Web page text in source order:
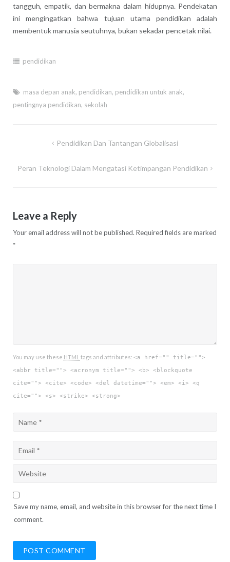
tangguh, empatik, dan bermakna dalam hidupnya. Pendekatan
ini mengingatkan bahwa tujuan utama pendidikan adalah
membentuk manusia seutuhnya, bukan sekadar pencetak nilai.
pendidikan
masa depan anak, pendidikan, pendidikan untuk anak,
pentingnya pendidikan, sekolah
Pendidikan Dan Tantangan Globalisasi
Peran Teknologi Dalam Mengatasi Ketimpangan Pendidikan
Leave a Reply
Your email address will not be published. Required fields are marked
*
You may use these HTML tags and attributes: <a href="" title="">
<abbr title=""> <acronym title=""> <b> <blockquote
cite=""> <cite> <code> <del datetime=""> <em> <i> <q
cite=""> <s> <strike> <strong>
Save my name, email, and website in this browser for the next time I
comment.